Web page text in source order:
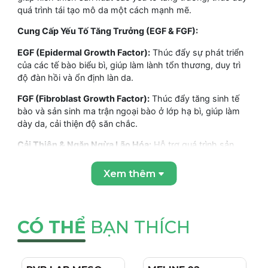
quá trình tái tạo mô da một cách mạnh mẽ.
Cung Cấp Yếu Tố Tăng Trưởng (EGF & FGF):
EGF (Epidermal Growth Factor): Thúc đẩy sự phát triển
của các tế bào biểu bì, giúp làm lành tổn thương, duy trì
độ đàn hồi và ổn định làn da.
FGF (Fibroblast Growth Factor): Thúc đẩy tăng sinh tế
bào và sản sinh ma trận ngoại bào ở lớp hạ bì, giúp làm
dày da, cải thiện độ săn chắc.
Cải Thiện & Ngăn Ngừa Lão Hóa: Hỗ trợ quá trình sản
thiện nếp nhăn và ngăn ngừa các dấu hiệu lão hóa sớm.
xuất Lô hội và nhiều chiết xuất thực vật khác, giúp da
luôn mềm mại và đủ ẩm.
vệ da, giúp da chống lại các tác nhân gây hại từ môi
Xem thêm
CÓ THỂ BẠN THÍCH